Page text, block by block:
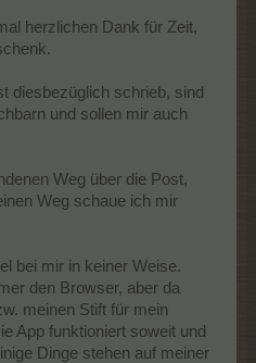
der App Geschenke verschickt.
auf.
herzlichen Dank für Zeit,
diesbezüglich schrieb, sind
und sollen mir auch
Weg über die Post,
Weg schaue ich mir
bei mir in keiner Weise.
den Browser, aber da
meinen Stift für mein
App funktioniert soweit und
Dinge stehen auf meiner